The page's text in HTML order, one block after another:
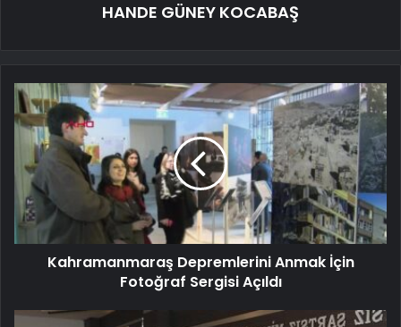
HANDE GÜNEY KOCABAŞ
Kahramanmaraş Depremlerini Anmak İçin
Fotoğraf Sergisi Açıldı